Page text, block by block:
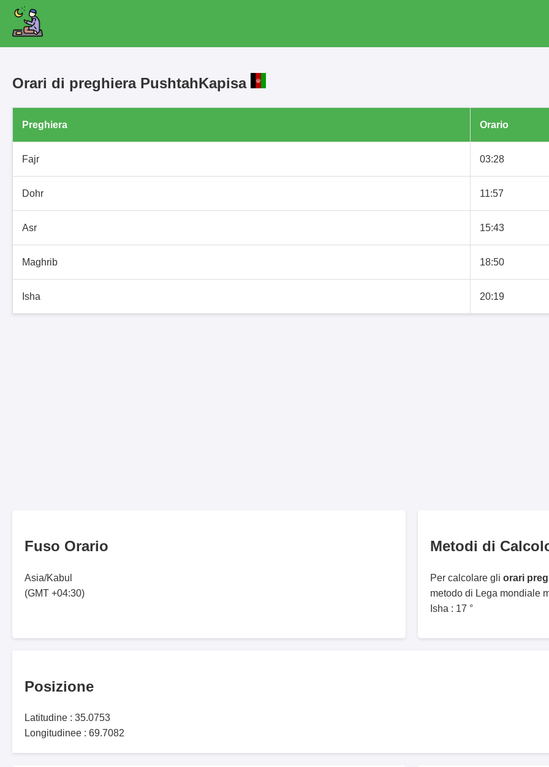
Orari di preghiera PushtahKapisa
Preghiera Orario
Fajr 03:28
Dohr 11:57
Asr 15:43
Maghrib 18:50
Isha 20:19
Fuso Orario
Asia/Kabul
(GMT +04:30)
Metodi di
Per calcolare gli orari
metodo di Lega mondiale
Isha : 17 °
Posizione
Latitudine : 35.0753
Longitudinee : 69.7082